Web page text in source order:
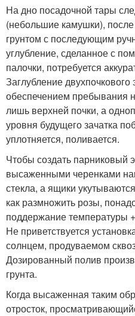
На дно посадочной тары
(небольшие камушки), после
грунтом с последующим
углубление, сделанное с
палочки, потребуется
Заглубление
обеспечением пребывания
лишь верхней почки, а
уровня будущего зачатка
уплотняется, поливается.
Чтобы создать парниковый
высаженными черенками
стекла, а ящики
как размножить розы,
поддержание температуры
Не приветствуется
солнцем, продуваемом
Дозированный полив
грунта.
Когда высаженная таким
отросток,